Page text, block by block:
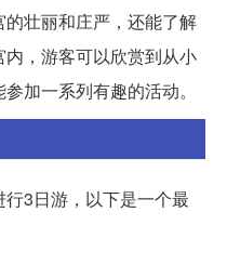
壮丽和庄严，还能了解
，游客可以欣赏到从小
加一系列有趣的活动。
3日游，以下是一个最